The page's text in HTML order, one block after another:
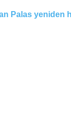
Palas yeniden